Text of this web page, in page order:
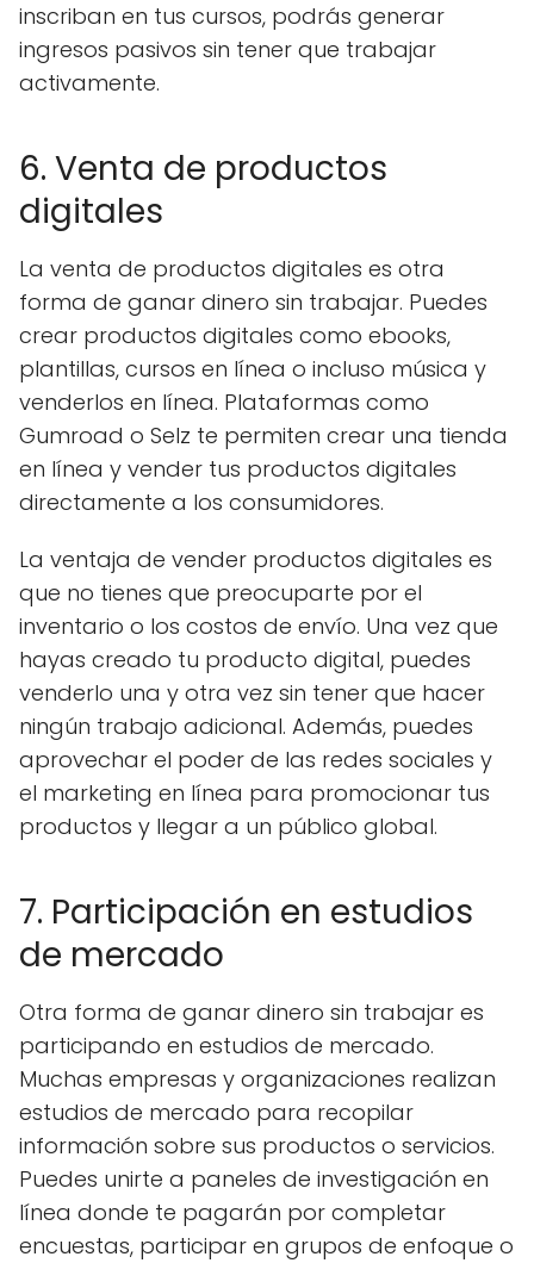
inscriban en tus cursos, podrás generar
ingresos pasivos sin tener que trabajar
activamente.
6. Venta de productos
digitales
La venta de productos digitales es otra
forma de ganar dinero sin trabajar. Puedes
crear productos digitales como ebooks,
plantillas, cursos en línea o incluso música y
venderlos en línea. Plataformas como
Gumroad o Selz te permiten crear una tienda
en línea y vender tus productos digitales
directamente a los consumidores.
La ventaja de vender productos digitales es
que no tienes que preocuparte por el
inventario o los costos de envío. Una vez que
hayas creado tu producto digital, puedes
venderlo una y otra vez sin tener que hacer
ningún trabajo adicional. Además, puedes
aprovechar el poder de las redes sociales y
el marketing en línea para promocionar tus
productos y llegar a un público global.
7. Participación en estudios
de mercado
Otra forma de ganar dinero sin trabajar es
participando en estudios de mercado.
Muchas empresas y organizaciones realizan
estudios de mercado para recopilar
información sobre sus productos o servicios.
Puedes unirte a paneles de investigación en
línea donde te pagarán por completar
encuestas, participar en grupos de enfoque o